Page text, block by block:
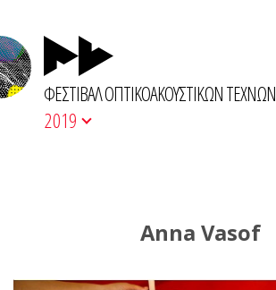
ΦΕΣΤΙΒΑΛ ΟΠΤΙΚΟΑΚΟΥΣΤΙΚΩΝ ΤΕΧΝΩΝ
2019
Anna Vasof